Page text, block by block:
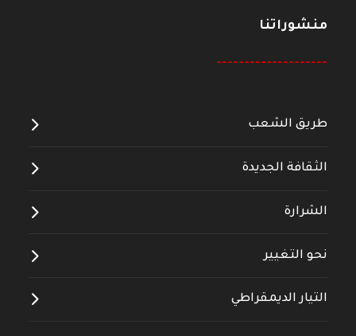
منشوراتنا
--------------------
طريق الشعب
الثقافة الجديدة
الشرارة
نحو التغيير
التيار الديمقراطي